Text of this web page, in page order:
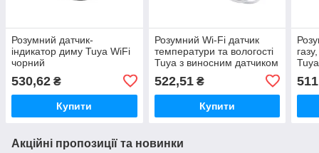
Розумний датчик-
індикатор диму Tuya WiFi
чорний
530,62 ₴
Купити
Розумний Wi-Fi датчик
температури та вологості
Tuya з виносним датчиком
522,51₴
Купити
Акційні пропозиції та новинки